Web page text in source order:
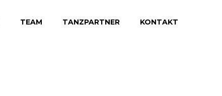
TEAM TANZPARTNER KONTAKT